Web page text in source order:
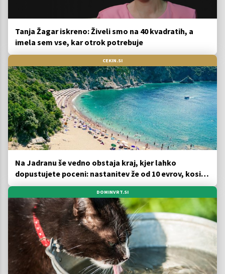
Tanja Žagar iskreno: Živeli smo na 40 kvadratih, a
imela sem vse, kar otrok potrebuje
CEKIN.SI
Na Jadranu še vedno obstaja kraj, kjer lahko
dopustujete poceni: nastanitev že od 10 evrov, kosilo
za pet evrov
DOMINVRT.SI